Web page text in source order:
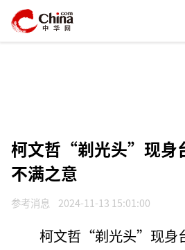
柯文哲“剃光头”现身
不满之意
参考消息 2024-11-13 15:01:00
柯文哲“剃光头”现身